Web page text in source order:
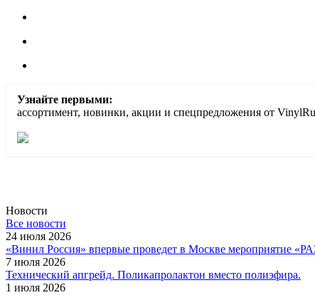
Узнайте первыми:
ассортимент, новинки, акции и спецпредложения от
Новости
Все новости
24 июля 2026
«Винил Россия» впервые проведет в Москве
7 июля 2026
Технический апгрейд. Поликапролактон вместо полиэфира.
1 июля 2026